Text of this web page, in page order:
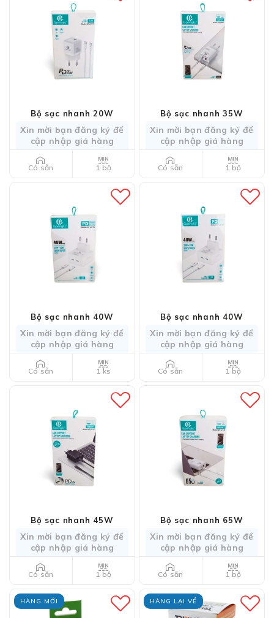
Bộ sạc nhanh 20W
Xin mời bạn đăng ký để
cập nhập giá hàng
Có sẵn 1 bộ
Bộ sạc nhanh 35W
Xin mời bạn đăng ký để
cập nhập giá hàng
Có sẵn 1 bộ
Bộ sạc nhanh 40W
Xin mời bạn đăng ký để
cập nhập giá hàng
Có sẵn 1 ks
Bộ sạc nhanh 40W
Xin mời bạn đăng ký để
cập nhập giá hàng
Có sẵn 1 bộ
Bộ sạc nhanh 45W
Xin mời bạn đăng ký để
cập nhập giá hàng
Có sẵn 1 bộ
Bộ sạc nhanh 65W
Xin mời bạn đăng ký để
cập nhập giá hàng
Có sẵn 1 bộ
HÀNG MỚI HÀNG LẠI VỀ